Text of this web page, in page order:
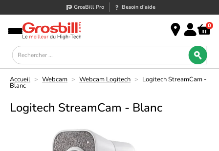
GrosBill Pro Besoin d’aide
0
Accueil > Webcam > Webcam Logitech > Logitech StreamCam -
Blanc
Logitech StreamCam - Blanc